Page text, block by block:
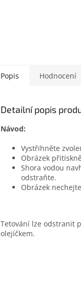
Popis Hodnocení
Detailní popis
Návod:
Vystřihněte
Obrázek
Shora vodou
odstraňte.
Obrázek
Tetování lze odstranit
olejíčkem.